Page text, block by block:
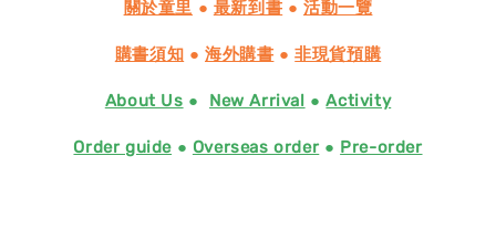
關於童里 ● 最新到書 ●活動一覽
購書須知 ● 海外購書 ●非現貨預購
About Us ● New Arrival ●Activity
Order guide ● Overseas order● Pre-order